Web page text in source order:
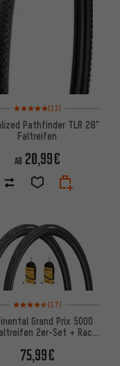
Bewertungen: 5 von 5
(13)
Pathfinder TLR 28"
Faltreifen
AB 20,99€
22 Bewertungen
Bewertungen: 4,5 von 5
(17)
Grand Prix 5000
2er-Set + Race
75,99€